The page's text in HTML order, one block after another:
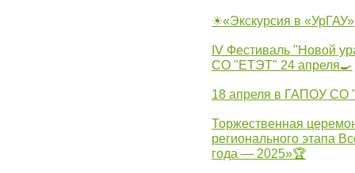
☀«Экскурсия в «УрГАУ»
IV Фестиваль "Новой
СО "ЕТЭТ" 24 апреля🍳
18 апреля в ГАПОУ СО
Торжественная
регионального этапа
года — 2025»🏆